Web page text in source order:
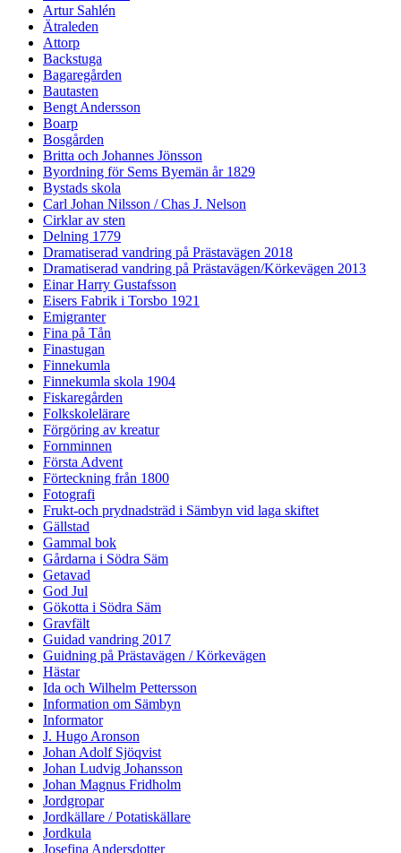
Artur Sahlén
Ätraleden
Attorp
Backstuga
Bagaregården
Bautasten
Bengt Andersson
Boarp
Bosgården
Britta och Johannes Jönsson
Byordning för Sems Byemän år 1829
Bystads skola
Carl Johan Nilsson / Chas J. Nelson
Cirklar av sten
Delning 1779
Dramatiserad vandring på Prästavägen 2018
Dramatiserad vandring på Prästavägen/Körkevägen 2013
Einar Harry Gustafsson
Eisers Fabrik i Torsbo 1921
Emigranter
Fina på Tån
Finastugan
Finnekumla
Finnekumla skola 1904
Fiskaregården
Folkskolelärare
Förgöring av kreatur
Fornminnen
Första Advent
Förteckning från 1800
Fotografi
Frukt-och prydnadsträd i Sämbyn vid laga skiftet
Gällstad
Gammal bok
Gårdarna i Södra Säm
Getavad
God Jul
Gökotta i Södra Säm
Gravfält
Guidad vandring 2017
Guidning på Prästavägen / Körkevägen
Hästar
Ida och Wilhelm Pettersson
Information om Sämbyn
Informator
J. Hugo Aronson
Johan Adolf Sjöqvist
Johan Ludvig Johansson
Johan Magnus Fridholm
Jordgropar
Jordkällare / Potatiskällare
Jordkula
Josefina Andersdotter